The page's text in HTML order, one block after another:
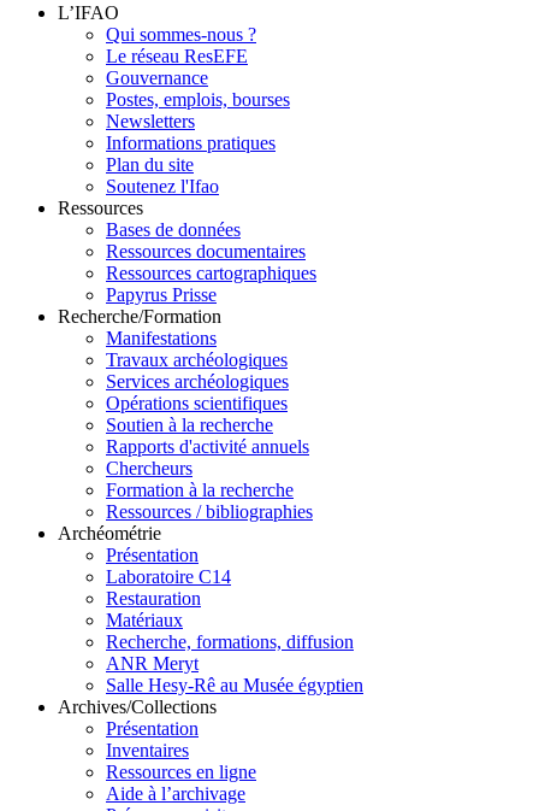
L’IFAO
Qui sommes-nous ?
Le réseau ResEFE
Gouvernance
Postes, emplois, bourses
Newsletters
Informations pratiques
Plan du site
Soutenez l'Ifao
Ressources
Bases de données
Ressources documentaires
Ressources cartographiques
Papyrus Prisse
Recherche/Formation
Manifestations
Travaux archéologiques
Services archéologiques
Opérations scientifiques
Soutien à la recherche
Rapports d'activité annuels
Chercheurs
Formation à la recherche
Ressources / bibliographies
Archéométrie
Présentation
Laboratoire C14
Restauration
Matériaux
Recherche, formations, diffusion
ANR Meryt
Salle Hesy-Rê au Musée égyptien
Archives/Collections
Présentation
Inventaires
Ressources en ligne
Aide à l’archivage